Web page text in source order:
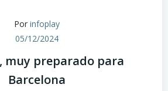
Por infoplay
05/12/2024
muy preparado para
Barcelona